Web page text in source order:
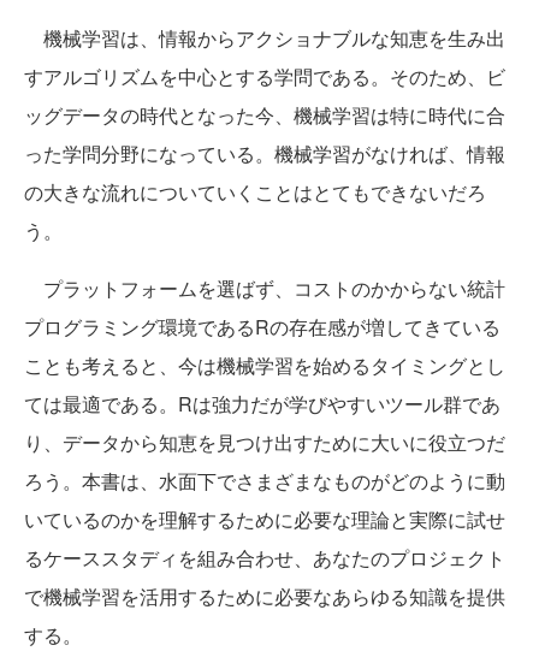
機械学習は、情報からアクショナブルな知恵を生み出
すアルゴリズムを中心とする学問である。そのため、ビ
ッグデータの時代となった今、機械学習は特に時代に合
った学問分野になっている。機械学習がなければ、情報
の大きな流れについていくことはとてもできないだろ
う。
プラットフォームを選ばず、コストのかからない統計
プログラミング環境であるRの存在感が増してきている
ことも考えると、今は機械学習を始めるタイミングとし
ては最適である。Rは強力だが学びやすいツール群であ
り、データから知恵を見つけ出すために大いに役立つだ
ろう。本書は、水面下でさまざまなものがどのように動
いているのかを理解するために必要な理論と実際に試せ
るケーススタディを組み合わせ、あなたのプロジェクト
で機械学習を活用するために必要なあらゆる知識を提供
する。